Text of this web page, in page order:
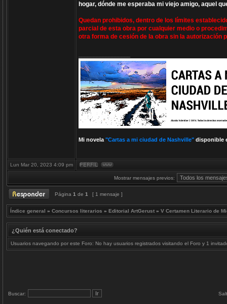
hogar, dónde me esperaba mi viejo amigo, aquel
Quedan prohibidos, dentro de los límites
parcial de esta obra por cualquier medio o
otra forma de cesión de la obra sin la
Mi novela "Cartas a mi ciudad de Nashville" disponible
Lun Mar 20, 2023 4:09 pm
Mostrar mensajes previos:
Página 1 de 1 [ 1 mensaje ]
Índice general » Concursos literarios » Editorial ArtGerust » V Certamen Literario de
¿Quién está conectado?
Usuarios navegando por este Foro: No hay usuarios registrados visitando el Foro y 1
Buscar: